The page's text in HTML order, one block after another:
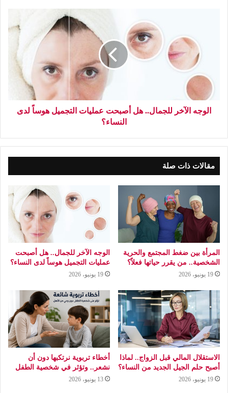
الوجه الآخر للجمال.. هل أصبحت عمليات التجميل هوساً لدى
النساء؟
مقالات ذات صلة
المرأة بين ضغط المجتمع والحرية
الشخصية.. من يقرر حياتها فعلاً؟
19 يونيو، 2026
الوجه الآخر للجمال.. هل أصبحت
عمليات التجميل هوساً لدى النساء؟
19 يونيو، 2026
الاستقلال المالي قبل الزواج.. لماذا
أصبح حلم الجيل الجديد من النساء؟
19 يونيو، 2026
أخطاء تربوية نرتكبها دون أن
نشعر.. وتؤثر في شخصية الطفل
13 يونيو، 2026